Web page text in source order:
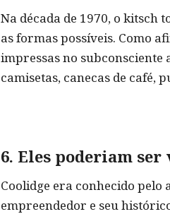
Na década de 1970, o kitsch
as formas possíveis. Como
impressas no
camisetas, canecas de café,
6. Eles poderiam
Coolidge era conhecido pelo
empreendedor e seu